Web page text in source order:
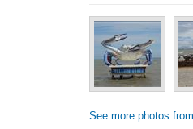
See more photos